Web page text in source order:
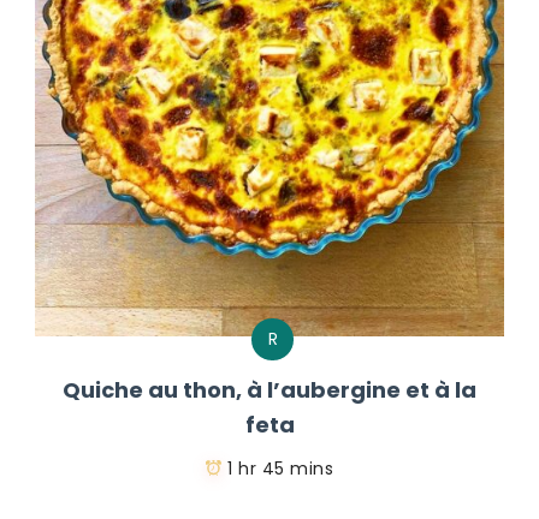
R
Quiche au thon, à l’aubergine et à la
feta
1 hr 45 mins